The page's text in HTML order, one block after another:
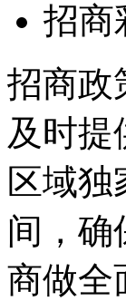
招商
招商政
及时提
区域独
间，确
商做全